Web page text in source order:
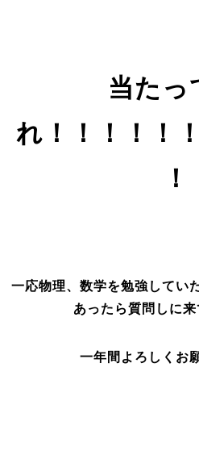
当たっ
れ！！！！！
！
一応物理、数学を勉強してい
あったら質問しに来
一年間よろしくお